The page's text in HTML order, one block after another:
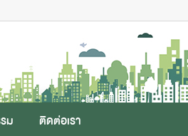
ม ติดต่อเรา